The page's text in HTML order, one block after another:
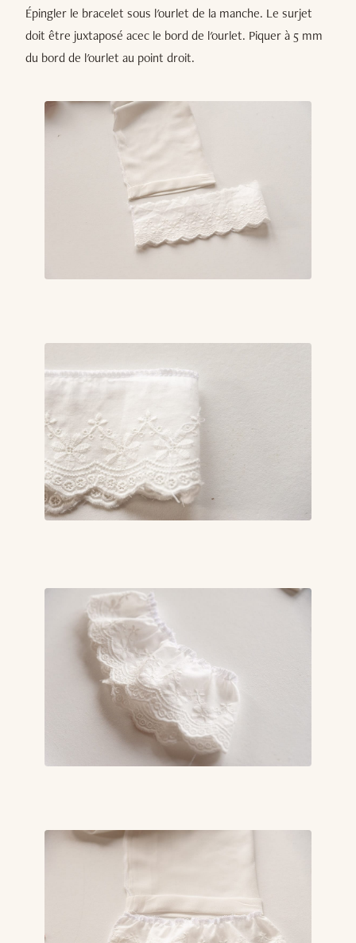
Épingler le bracelet sous l'ourlet de la manche. Le surjet
doit être juxtaposé acec le bord de l'ourlet. Piquer à 5 mm
du bord de l'ourlet au point droit.